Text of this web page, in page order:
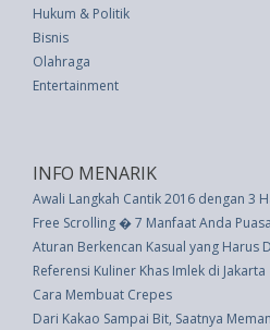
Hukum & Politik
Bisnis
Olahraga
Entertainment
INFO MENARIK
Awali Langkah Cantik 2016 dengan 3
Free Scrolling � 7 Manfaat Anda Puasa
Aturan Berkencan Kasual yang Harus
Referensi Kuliner Khas Imlek di Jakarta
Cara Membuat Crepes
Dari Kakao Sampai Bit, Saatnya